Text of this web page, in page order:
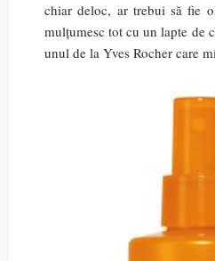
chiar deloc, ar trebui să fie
mulțumesc tot cu un lapte de
unul de la Yves Rocher care